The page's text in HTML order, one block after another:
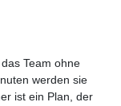
Team ohne
werden sie
ist ein Plan, der